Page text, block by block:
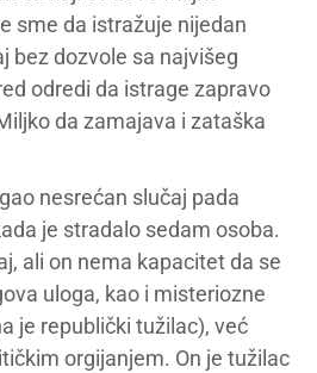
sme da istražuje nijedan
bez dozvole sa najvišeg
odredi da istrage zapravo
da zamajava i zataška
nesrećan slučaj pada
je stradalo sedam osoba.
ali on nema kapacitet da se
uloga, kao i misteriozne
je republički tužilac), već
orgijanjem. On je tužilac